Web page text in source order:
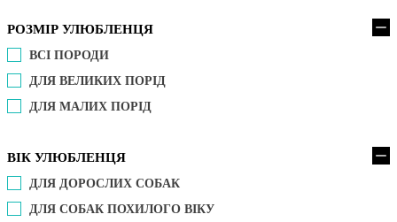
РОЗМІР УЛЮБЛЕНЦЯ
ВСІ ПОРОДИ
ДЛЯ ВЕЛИКИХ ПОРІД
ДЛЯ МАЛИХ ПОРІД
ВІК УЛЮБЛЕНЦЯ
ДЛЯ ДОРОСЛИХ СОБАК
ДЛЯ СОБАК ПОХИЛОГО ВІКУ